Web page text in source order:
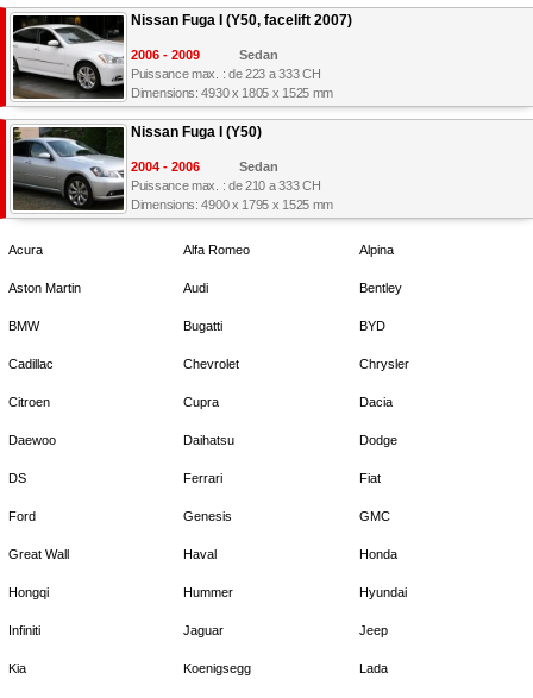
Nissan Fuga I (Y50, facelift 2007)
2006 - 2009
Sedan
Puissance max. : de 223 a 333 CH
Dimensions: 4930 x 1805 x 1525 mm
Nissan Fuga I (Y50)
2004 - 2006
Sedan
Puissance max. : de 210 a 333 CH
Dimensions: 4900 x 1795 x 1525 mm
Acura Alfa Romeo Alpina
Aston Martin Audi Bentley
BMW Bugatti BYD
Cadillac Chevrolet Chrysler
Citroen Cupra Dacia
Daewoo Daihatsu Dodge
DS Ferrari Fiat
Ford Genesis GMC
Great Wall Haval Honda
Hongqi Hummer Hyundai
Infiniti Jaguar Jeep
Kia Koenigsegg Lada